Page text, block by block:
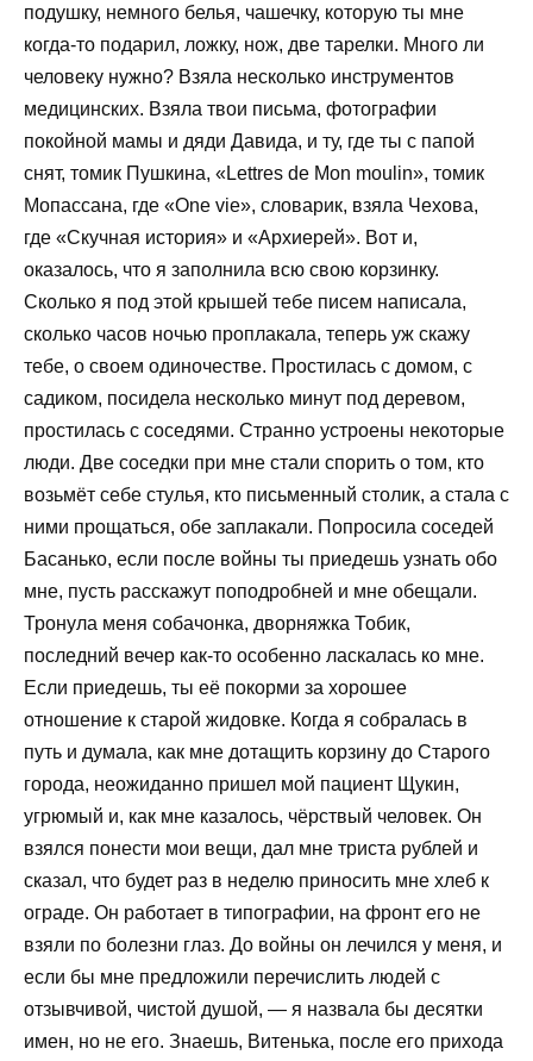
подушку, немного белья, чашечку, которую ты мне
когда-то подарил, ложку, нож, две тарелки. Много ли
человеку нужно? Взяла несколько инструментов
медицинских. Взяла твои письма, фотографии
покойной мамы и дяди Давида, и ту, где ты с папой
снят, томик Пушкина, «Lettres de Mon moulin», томик
Мопассана, где «One vie», словарик, взяла Чехова,
где «Скучная история» и «Архиерей». Вот и,
оказалось, что я заполнила всю свою корзинку.
Сколько я под этой крышей тебе писем написала,
сколько часов ночью проплакала, теперь уж скажу
тебе, о своем одиночестве. Простилась с домом, с
садиком, посидела несколько минут под деревом,
простилась с соседями. Странно устроены некоторые
люди. Две соседки при мне стали спорить о том, кто
возьмёт себе стулья, кто письменный столик, а стала с
ними прощаться, обе заплакали. Попросила соседей
Басанько, если после войны ты приедешь узнать обо
мне, пусть расскажут поподробней и мне обещали.
Тронула меня собачонка, дворняжка Тобик,
последний вечер как-то особенно ласкалась ко мне.
Если приедешь, ты её покорми за хорошее
отношение к старой жидовке. Когда я собралась в
путь и думала, как мне дотащить корзину до Старого
города, неожиданно пришел мой пациент Щукин,
угрюмый и, как мне казалось, чёрствый человек. Он
взялся понести мои вещи, дал мне триста рублей и
сказал, что будет раз в неделю приносить мне хлеб к
ограде. Он работает в типографии, на фронт его не
взяли по болезни глаз. До войны он лечился у меня, и
если бы мне предложили перечислить людей с
отзывчивой, чистой душой, — я назвала бы десятки
имен, но не его. Знаешь, Витенька, после его прихода